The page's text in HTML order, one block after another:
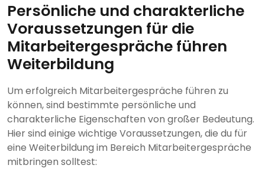
Persönliche und charakterliche
Voraussetzungen für die
Mitarbeitergespräche führen
Weiterbildung
Um erfolgreich Mitarbeitergespräche führen zu
können, sind bestimmte persönliche und
charakterliche Eigenschaften von großer Bedeutung.
Hier sind einige wichtige Voraussetzungen, die du für
eine Weiterbildung im Bereich Mitarbeitergespräche
mitbringen solltest: